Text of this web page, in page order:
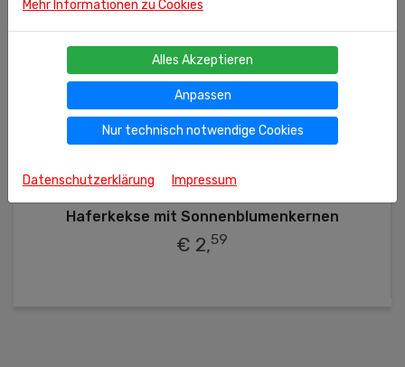
500g (kg = 5.18 €)
Ähnliche Produkte
Haferkekse mit Sonnenblumenkernen
€ 2,59
Mehr Informationen zu Cookies
Alles Akzeptieren
Anpassen
Nur technisch notwendige Cookies
Datenschutzerklärung Impressum